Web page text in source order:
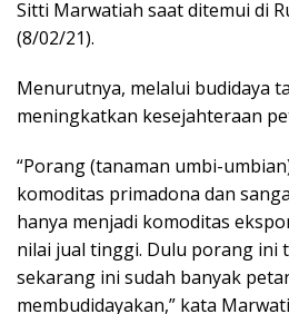
Sitti Marwatiah saat ditemui di
(8/02/21).
Menurutnya, melalui budidaya
meningkatkan kesejahteraan
“Porang (tanaman umbi-
komoditas primadona dan
hanya menjadi komoditas
nilai jual tinggi. Dulu porang ini
sekarang ini sudah banyak
membudidayakan,” kata